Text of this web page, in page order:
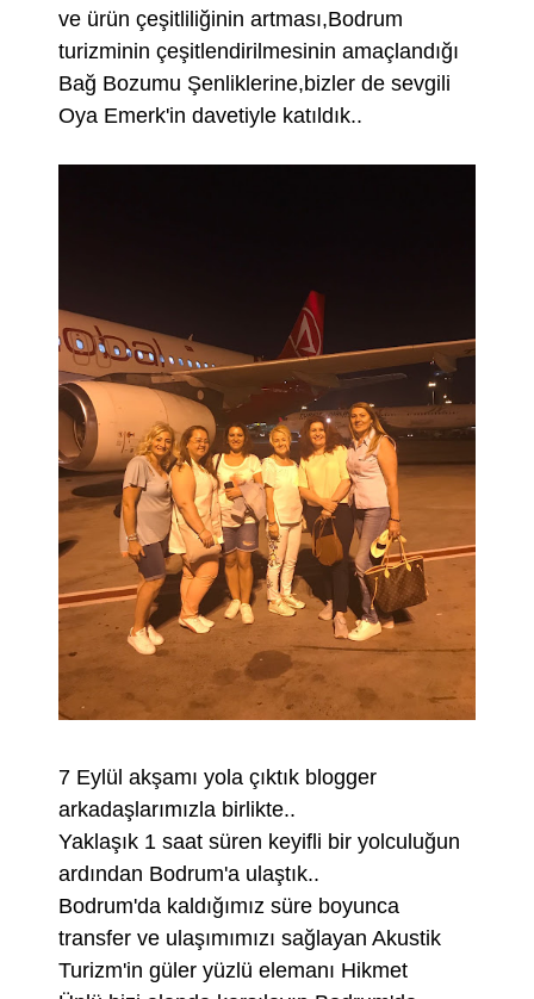
ve ürün çeşitliliğinin artması,Bodrum
turizminin çeşitlendirilmesinin amaçlandığı
Bağ Bozumu Şenliklerine,bizler de sevgili
Oya Emerk'in davetiyle katıldık..
7 Eylül akşamı yola çıktık blogger
arkadaşlarımızla birlikte..
Yaklaşık 1 saat süren keyifli bir yolculuğun
ardından Bodrum'a ulaştık..
Bodrum'da kaldığımız süre boyunca
transfer ve ulaşımımızı sağlayan Akustik
Turizm'in güler yüzlü elemanı Hikmet